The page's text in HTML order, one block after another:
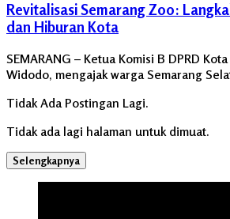
Revitalisasi Semarang Zoo:
dan Hiburan Kota
SEMARANG – Ketua Komisi B DPRD
Widodo, mengajak warga Semarang
Tidak Ada Postingan Lagi.
Tidak ada lagi halaman untuk dimuat.
Selengkapnya